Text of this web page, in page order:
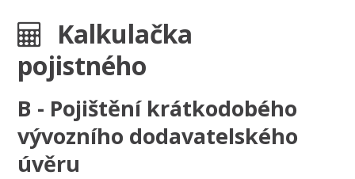
Kalkulačka
pojistného
B - Pojištění krátkodobého
vývozního dodavatelského
úvěru